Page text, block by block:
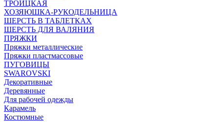
ТРОИЦКАЯ
ХОЗЯЮШКА-РУКОДЕЛЬНИЦА
ШЕРСТЬ В ТАБЛЕТКАХ
ШЕРСТЬ ДЛЯ ВАЛЯНИЯ
ПРЯЖКИ
Пряжки металлические
Пряжки пластмассовые
ПУГОВИЦЫ
SWAROVSKI
Декоративные
Деревянные
Для рабочей одежды
Карамель
Костюмные